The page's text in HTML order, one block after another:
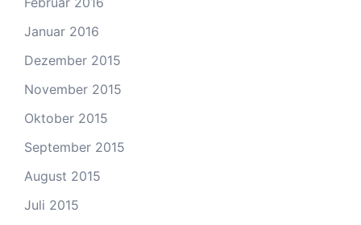
Januar 2016
Dezember 2015
November 2015
Oktober 2015
September 2015
August 2015
Juli 2015